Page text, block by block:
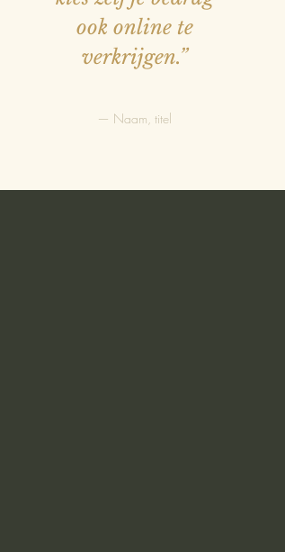
ook online te
verkrijgen.”
— Naam, titel